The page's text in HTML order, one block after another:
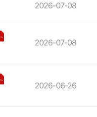
2026-07-08
2026-07-08
2026-06-26